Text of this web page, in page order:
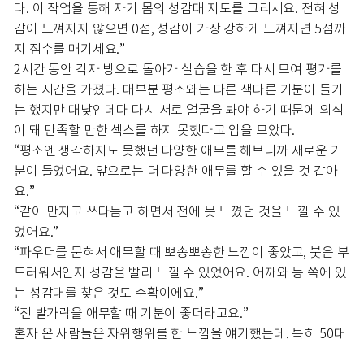
다. 이 작업을 통해 자기 몸의 성감대 지도를 그리세요. 전혀 성
감이 느껴지지 않으면 0점, 성감이 가장 강하게 느껴지면 5점까
지 점수를 매기세요.”
2시간 동안 각자 방으로 돌아가 실습을 한 후 다시 모여 평가를
하는 시간을 가졌다. 대부분 평소와는 다른 색다른 기분이 들기
는 했지만 대낮인데다 다시 서로 얼굴을 봐야 하기 때문에 의식
이 돼 만족할 만한 섹스를 하지 못했다고 입을 모았다.
“평소엔 생각하지도 못했던 다양한 애무를 해보니까 새로운 기
분이 들었어요. 앞으로는 더 다양한 애무를 할 수 있을 것 같아
요.”
“같이 만지고 쓰다듬고 하면서 전에 못 느꼈던 것을 느낄 수 있
었어요.”
“파우더를 묻혀서 애무할 때 뽀송뽀송한 느낌이 좋았고, 붓은 부
드러워서인지 성감을 빨리 느낄 수 있었어요. 어깨와 등 쪽에 있
는 성감대를 찾은 것도 수확이에요.”
“전 발가락을 애무할 때 기분이 좋더라고요.”
혼자 온 사람들은 자위행위를 한 느낌을 얘기했는데, 특히 50대